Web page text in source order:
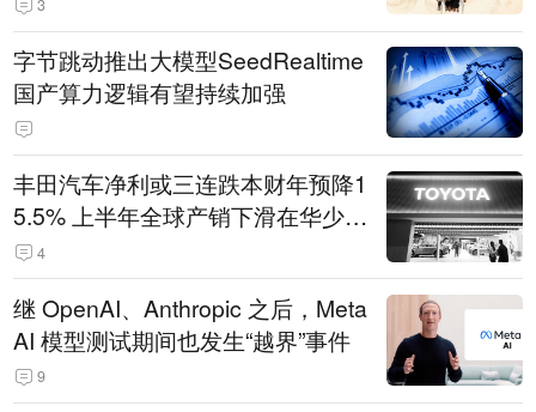
3
字节跳动推出大模型SeedRealtime
国产算力逻辑有望持续加强
丰田汽车净利或三连跌本财年预降1
5.5% 上半年全球产销下滑在华少卖
14.3万辆
4
继 OpenAI、Anthropic 之后，Meta
AI 模型测试期间也发生“越界”事件
9